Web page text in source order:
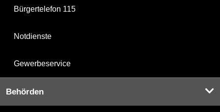
Bürgertelefon 115
Notdienste
Gewerbeservice
Behörden